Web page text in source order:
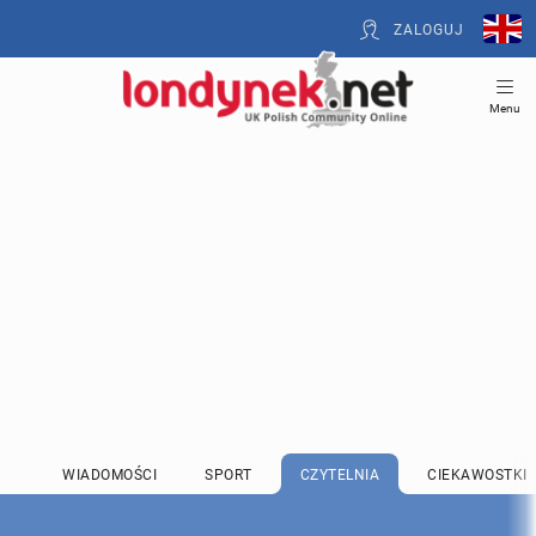
ZALOGUJ
Menu
WIADOMOŚCI SPORT CZYTELNIA CIEKAWOSTKI